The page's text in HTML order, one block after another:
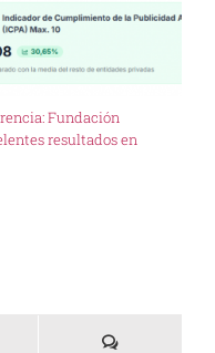
Fundación
resultados en
Comentarios